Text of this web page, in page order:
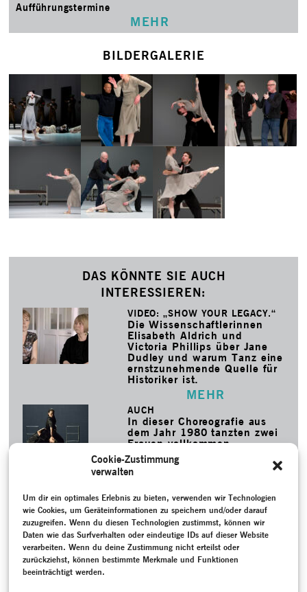
Cookie-Zustimmung
verwalten
Um dir ein optimales Erlebnis zu bieten, verwenden wir Technologien
wie Cookies, um Geräteinformationen zu speichern und/oder darauf
zuzugreifen. Wenn du diesen Technologien zustimmst, können wir
Daten wie das Surfverhalten oder eindeutige IDs auf dieser Website
verarbeiten. Wenn du deine Zustimmung nicht erteilst oder
zurückziehst, können bestimmte Merkmale und Funktionen
beeinträchtigt werden.
Aufführungstermine
MEHR
BILDERGALERIE
DAS KÖNNTE SIE AUCH
INTERESSIEREN:
VIDEO: „SHOW YOUR LEGACY.“
Die Wissenschaftlerinnen
Elisabeth Aldrich und
Victoria Phillips über Jane
Dudley und warum Tanz eine
ernstzunehmende Quelle für
Historiker ist.
MEHR
AUCH
In dieser Choreografie aus
dem Jahr 1980 tanzten zwei
Frauen vollkommen
gleichberechtigt ein Duett:
damals eine Sensation. Die
Neueinstudierung am
Reinhild Hoffmann selbst.
MEHR
SCHLAGWORTE
Anastasia–Archiv–Aufzeichnung–Ausdruckstanz
Bundesrepublik Deutschland (1949-1990)
Gespräch / Interview